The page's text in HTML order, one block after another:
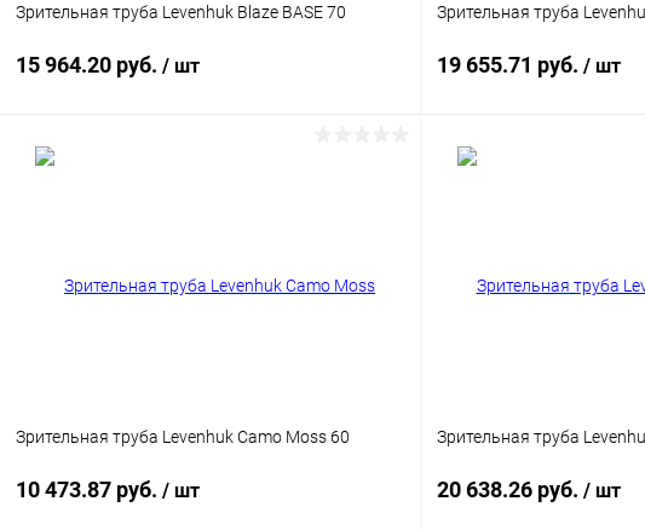
Зрительная труба Levenhuk Blaze BASE 70
15 964.20 руб. / шт
Зрительная труба
19 655.71 руб. / шт
Зрительная труба Levenhuk Camo Moss 60
10 473.87 руб. / шт
Зрительная труба
20 638.26 руб. / шт